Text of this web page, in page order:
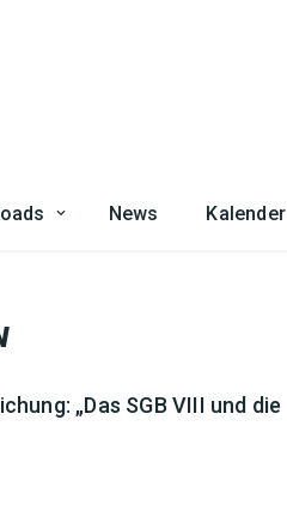
News Kalender
„Das SGB VIII und die